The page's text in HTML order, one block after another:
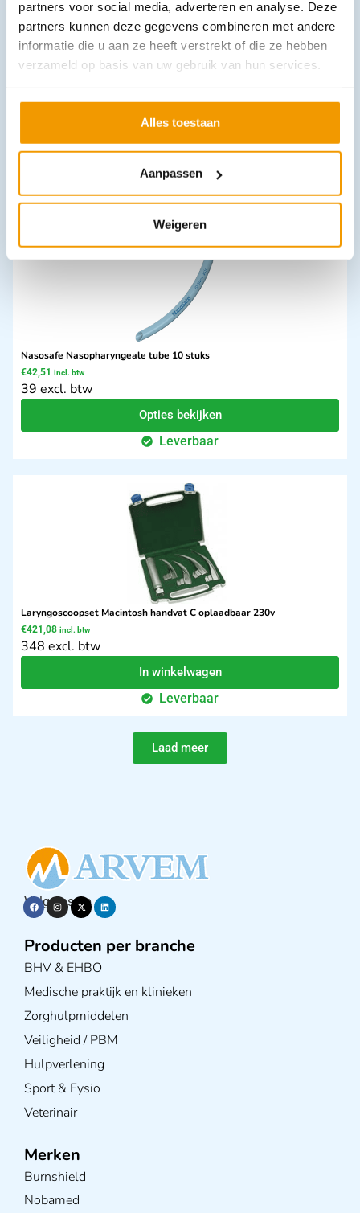
partners voor social media, adverteren en analyse. Deze
partners kunnen deze gegevens combineren met andere
informatie die u aan ze heeft verstrekt of die ze hebben
verzameld op basis van uw gebruik van hun services.
Alles toestaan
Aanpassen
Weigeren
Houder voor SicSac braak / spuugzakken
Leverbaar
Nasosafe Nasopharyngeale tube 10 stuks
€42,51 incl. btw
39 excl. btw
Opties bekijken
Leverbaar
Laryngoscoopset Macintosh handvat C oplaadbaar 230v
€421,08 incl. btw
348 excl. btw
In winkelwagen
Leverbaar
Laad meer
Volg ons op
Producten per branche
BHV & EHBO
Medische praktijk en klinieken
Zorghulpmiddelen
Veiligheid / PBM
Hulpverlening
Sport & Fysio
Veterinair
Merken
Burnshield
Nobamed